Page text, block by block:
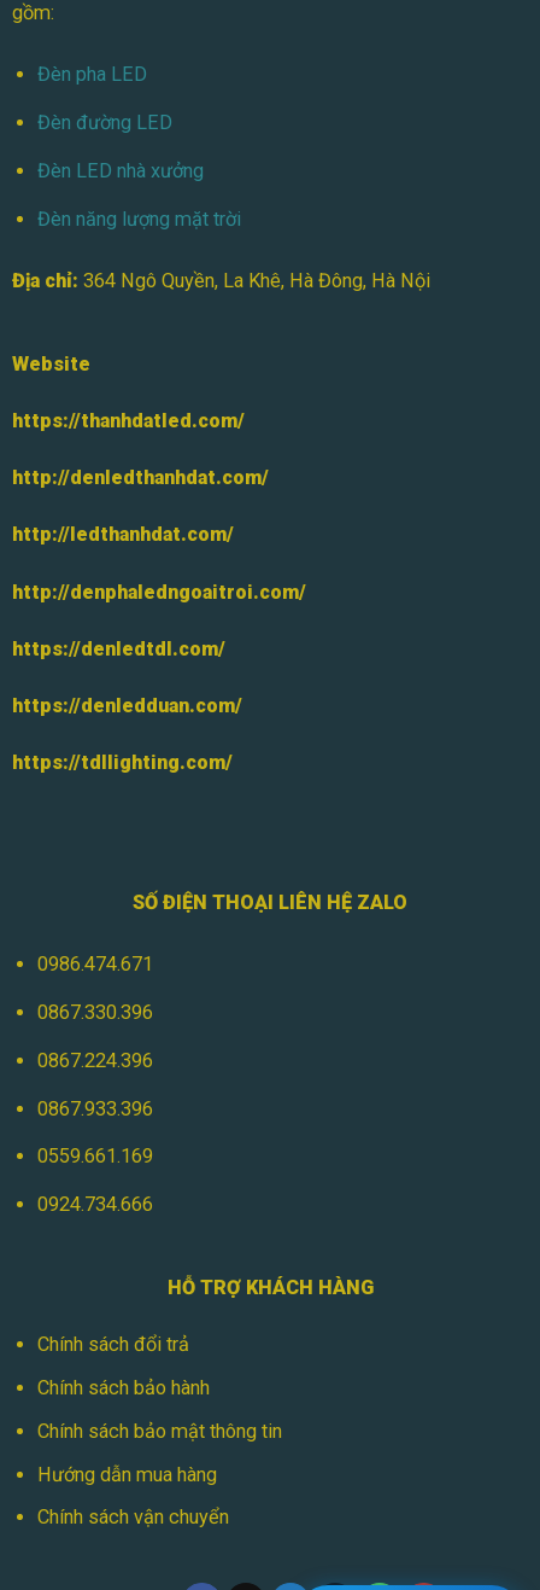
gồm:
Đèn pha LED
Đèn đường LED
Đèn LED nhà xưởng
Đèn năng lượng mặt trời
Địa chỉ: 364 Ngô Quyền, La Khê, Hà Đông, Hà Nội
Website
https://thanhdatled.com/
http://denledthanhdat.com/
http://ledthanhdat.com/
http://denphaledngoaitroi.com/
https://denledtdl.com/
https://denledduan.com/
https://tdllighting.com/
SỐ ĐIỆN THOẠI LIÊN HỆ ZALO
0986.474.671
0867.330.396
0867.224.396
0867.933.396
0559.661.169
0924.734.666
HỖ TRỢ KHÁCH HÀNG
Chính sách đổi trả
Chính sách bảo hành
Chính sách bảo mật thông tin
Hướng dẫn mua hàng
Chính sách vận chuyển